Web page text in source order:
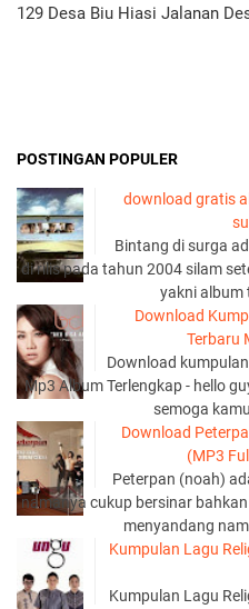
129 Desa Biu Hiasi Jalanan
POSTINGAN POPULER
download gratis
Bintang di surga
di rilis pada tahun 2004 silam
yakni album
Download
Terbaru
Download
Mp3 Album Terlengkap - hello
semoga
Download
(MP3
Peterpan (noah)
namanya cukup bersinar
menyandang
Kumpulan Lagu
Kumpulan Lagu